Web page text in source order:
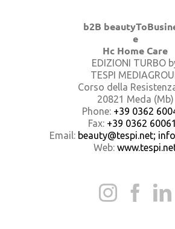
b2B
e
Hc Home Care
EDIZIONI TURBO
TESPI
Corso della
20821 Meda (Mb)
Phone: +39 0362
Fax: +39 0362
Email: beauty@tespi.net;
Web: